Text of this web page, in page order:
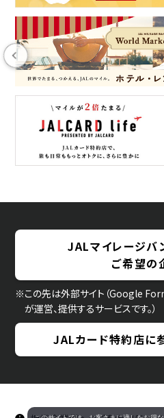
Previous
JALマイレージバ
ご希望の
※この先は外部サイト（Google
が運営、提供するサービスです。）
JALカード特約店に